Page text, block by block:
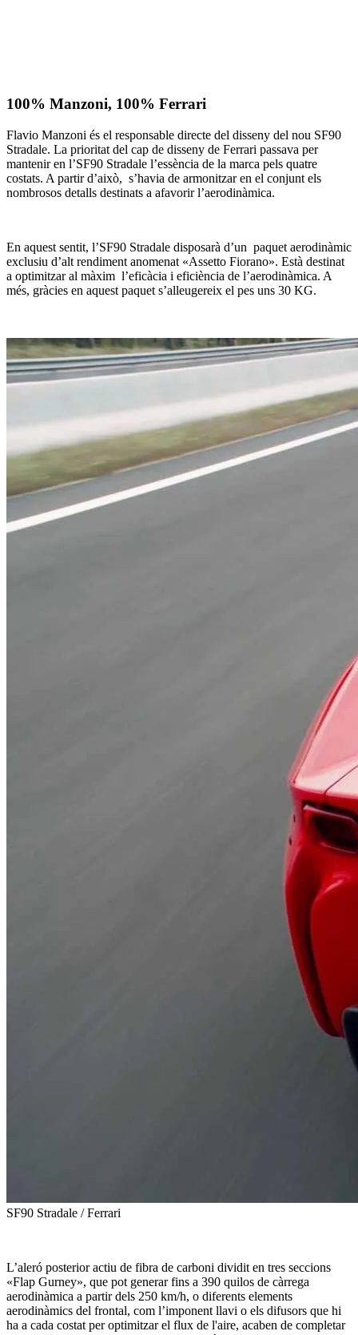
100% Manzoni, 100% Ferrari
Flavio Manzoni és el responsable directe del disseny del nou SF90
Stradale. La prioritat del cap de disseny de Ferrari passava per
mantenir en l’SF90 Stradale l’essència de la marca pels quatre
costats. A partir d’això, s’havia de armonitzar en el conjunt els
nombrosos detalls destinats a afavorir l’aerodinàmica.
En aquest sentit, l’SF90 Stradale disposarà d’un paquet aerodinàmic
exclusiu d’alt rendiment anomenat «Assetto Fiorano». Està destinat
a optimitzar al màxim l’eficàcia i eficiència de l’aerodinàmica. A
més, gràcies en aquest paquet s’alleugereix el pes uns 30 KG.
SF90 Stradale / Ferrari
L’aleró posterior actiu de fibra de carboni dividit en tres seccions
«Flap Gurney», que pot generar fins a 390 quilos de càrrega
aerodinàmica a partir dels 250 km/h, o diferents elements
aerodinàmics del frontal, com l’imponent llavi o els difusors que hi
ha a cada costat per optimitzar el flux de l'aire, acaben de completar